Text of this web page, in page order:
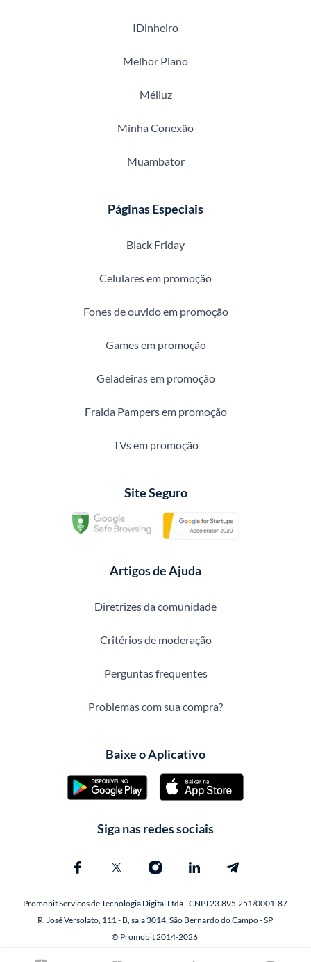
IDinheiro
Melhor Plano
Méliuz
Minha Conexão
Muambator
Páginas Especiais
Black Friday
Celulares em promoção
Fones de ouvido em promoção
Games em promoção
Geladeiras em promoção
Fralda Pampers em promoção
TVs em promoção
Site Seguro
Artigos de Ajuda
Diretrizes da comunidade
Critérios de moderação
Perguntas frequentes
Problemas com sua compra?
Baixe o Aplicativo
Siga nas redes sociais
Promobit Servicos de Tecnologia Digital Ltda - CNPJ 23.895.251/0001-87
R. José Versolato, 111 - B, sala 3014, São Bernardo do Campo - SP
© Promobit 2014-2026